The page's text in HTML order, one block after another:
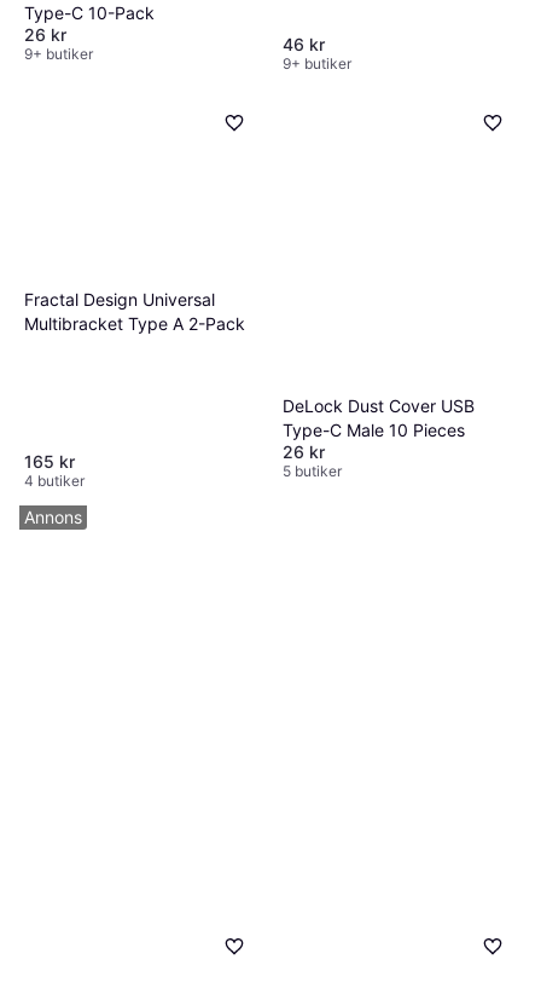
Type-C 10-Pack
26 kr
9+ butiker 46 kr
9+ butiker
Fractal Design Universal
Multibracket Type A 2-Pack
165 kr
4 butiker
DeLock Dust Cover USB
Type-C Male 10 Pieces
26 kr
5 butiker
Annons